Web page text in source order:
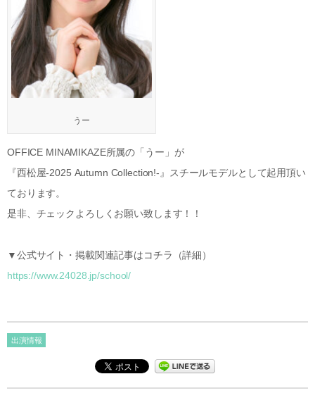
うー
OFFICE MINAMIKAZE所属の「うー」が
『西松屋-2025 Autumn Collection!-』スチールモデルとして起用頂い
ております。
是非、チェックよろしくお願い致します！！
▼公式サイト・掲載関連記事はコチラ（詳細）
https://www.24028.jp/school/
出演情報